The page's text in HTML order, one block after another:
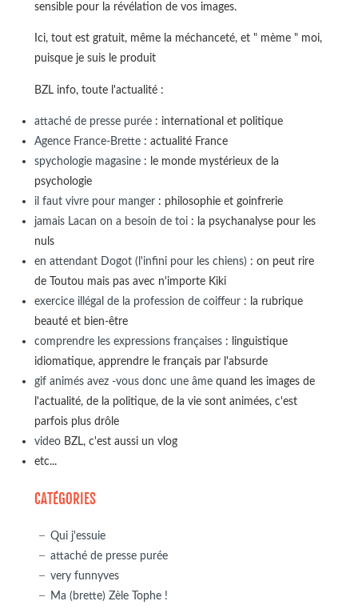
sensible pour la révélation de vos images.
Ici, tout est gratuit, même la méchanceté, et " mème " moi,
puisque je suis le produit
BZL info, toute l'actualité :
attaché de presse purée: international et politique
Agence France-Brette: actualité France
spychologie magasine: le monde mystérieux de la
psychologie
il faut vivre pour manger: philosophie et goinfrerie
jamais Lacan on a besoin de toi: la psychanalyse pour les
nuls
en attendant Dogot (l'infini pour les chiens): on peut rire
de Toutou mais pas avec n'importe Kiki
exercice illégal de la profession de coiffeur: la rubrique
beauté et bien-être
comprendre les expressions françaises: linguistique
idiomatique, apprendre le français par l'absurde
gif animés avez -vous donc une âmequand les images de
l'actualité, de la politique, de la vie sont animées, c'est
parfois plus drôle
videoBZL, c'est aussi un vlog
etc...
CATÉGORIES
Qui j'essuie
attaché de presse purée
very funnyves
Ma (brette) Zèle Tophe !